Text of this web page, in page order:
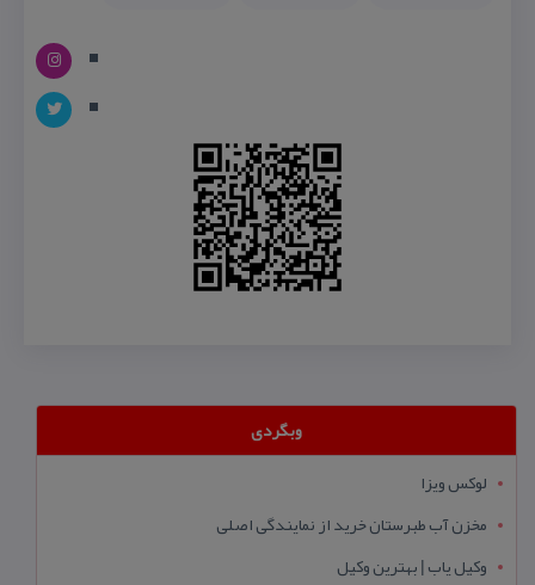
وبگردی
لوکس ویزا
مخزن آب طبرستان خرید از نمایندگی اصلی
وکیل یاب | بهترین وکیل